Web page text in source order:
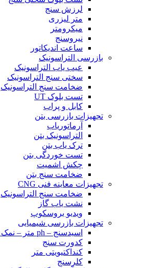
لرزش سنج
متر لیزری
میکرومتر
نیروسنج
ساعت اندیکاتور
بازرسی التراسونیک
عیب یاب التراسونیک
سختی سنج التراسونیک
ضخامت سنج التراسونیک
تست بلوک UT
کابل و پراب
تجهیزات بازرسی بتن
آرماتوریاب
التراسونیک بتن
ترک یاب بتن
تست خوردگی بتن
چکش اشمیت
ضخامت سنج بتن
تجهیزات معاینه فنی CNG
ضخامت سنج التراسونیک
نشت یاب گاز
ویدیو بروسکوپ
تجهیزات بازرسی شیمیایی
اسیدسنج – ph متر – نمک سنج
کدورت سنج
کنداکتیویتی متر
کلرسنج